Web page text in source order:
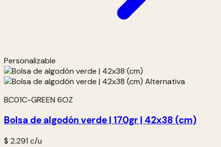
Personalizable
BC01C-GREEN 6OZ
Bolsa de algodón verde | 170gr | 42x38 (cm)
$ 2.291 c/u